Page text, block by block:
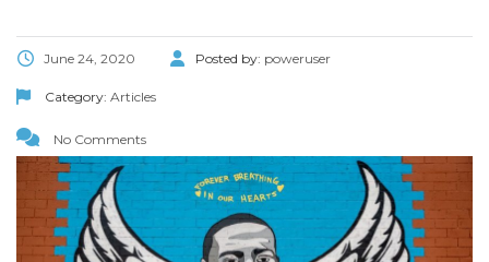
June 24, 2020 Posted by: poweruser
Category: Articles
No Comments